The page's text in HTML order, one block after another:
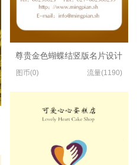
尊贵金色蝴蝶结竖版名片设计
图币(0) 流量(1190)